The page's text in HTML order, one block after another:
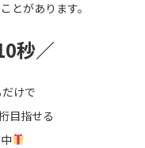
とがあります。
秒／
けで
目指せる